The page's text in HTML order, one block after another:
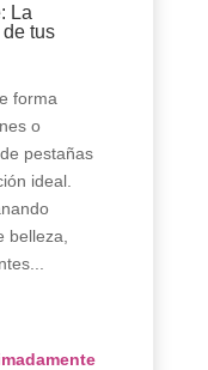
La
tus
forma
o
pestañas
ideal.
belleza,